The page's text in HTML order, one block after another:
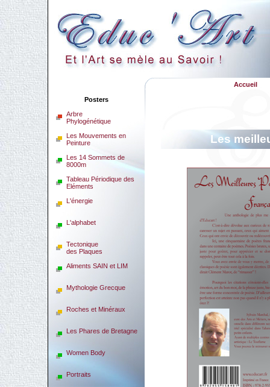
Posters
Arbre
Phylogénétique
Les Mouvements en
Peinture
Les 14 Sommets de
8000m
Tableau Périodique des
Eléments
L'énergie
L'alphabet
Tectonique
des Plaques
Aliments SAIN et LIM
Mythologie Grecque
Roches et Minéraux
Les Phares de Bretagne
Women Body
Portraits
Accueil
Les